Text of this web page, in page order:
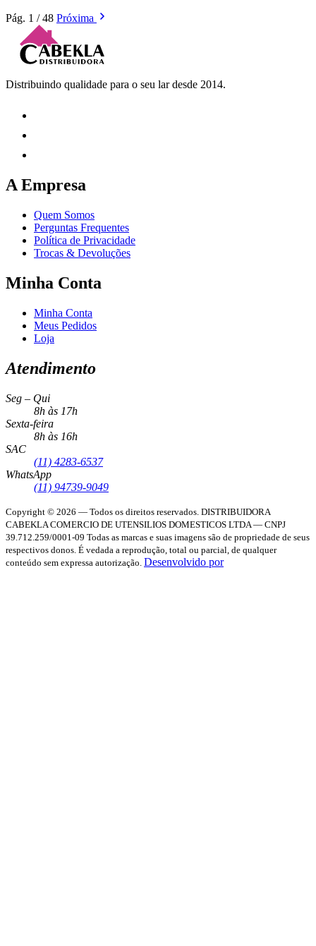
Pág. 1 / 48 Próxima
Distribuindo qualidade para o seu lar desde 2014.
A Empresa
Quem Somos
Perguntas Frequentes
Política de Privacidade
Trocas & Devoluções
Minha Conta
Minha Conta
Meus Pedidos
Loja
Atendimento
Seg – Qui
8h às 17h
Sexta-feira
8h às 16h
SAC
(11) 4283-6537
WhatsApp
(11) 94739-9049
Copyright © 2026 — Todos os direitos reservados. DISTRIBUIDORA
CABEKLA COMERCIO DE UTENSILIOS DOMESTICOS LTDA — CNPJ
39.712.259/0001-09 Todas as marcas e suas imagens são de propriedade de seus
respectivos donos. É vedada a reprodução, total ou parcial, de qualquer
conteúdo sem expressa autorização. Desenvolvido por